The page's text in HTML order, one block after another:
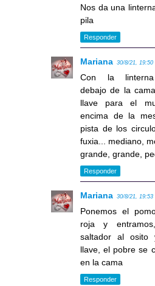
Nos da una
pila
Responder
Mariana 30/8/21, 19:50
Con la linterna
debajo de la
llave para el
encima de la
pista de los
fuxia... mediano,
grande, grande,
Responder
Mariana 30/8/21, 19:53
Ponemos el
roja y
saltador al osito
llave, el pobre se
en la cama
Responder